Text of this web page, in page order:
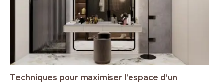
Techniques pour maximiser l’espace d’un